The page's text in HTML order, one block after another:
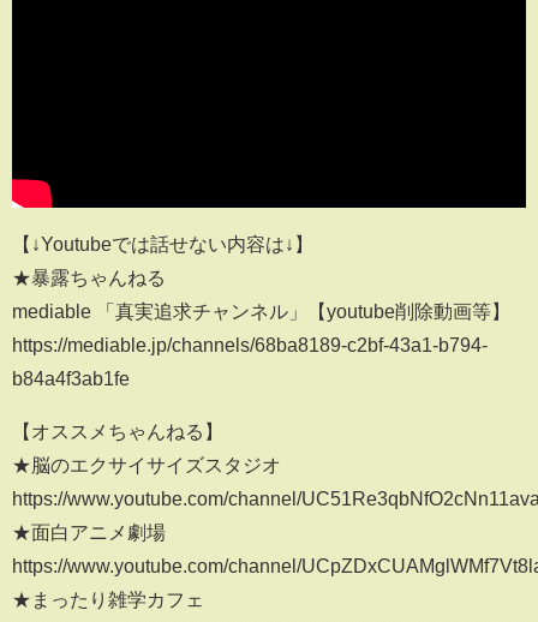
【↓Youtubeでは話せない内容は↓】
★暴露ちゃんねる
mediable 「真実追求チャンネル」【youtube削除動画等】
https://mediable.jp/channels/68ba8189-c2bf-43a1-b794-
b84a4f3ab1fe
【オススメちゃんねる】
★脳のエクサイサイズスタジオ
https://www.youtube.com/channel/
★面白アニメ劇場
https://www.youtube.com/channel/
★まったり雑学カフェ